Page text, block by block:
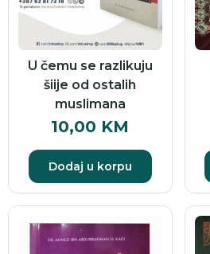
U čemu se razlikuju
šiije od ostalih
muslimana
10,00 KM
Dodaj u korpu